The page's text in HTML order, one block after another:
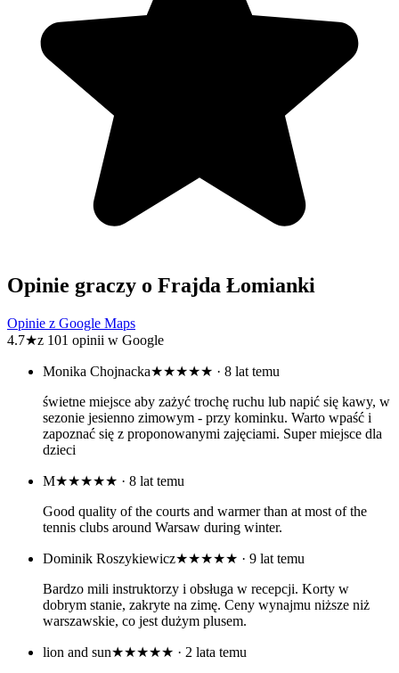
Opinie graczy o Frajda Łomianki
Opinie z Google Maps
4.7★z 101 opinii w Google
Monika Chojnacka★★★★★ · 8 lat temu
świetne miejsce aby zażyć trochę ruchu lub napić się kawy, w
sezonie jesienno zimowym - przy kominku. Warto wpaść i
zapoznać się z proponowanymi zajęciami. Super miejsce dla
dzieci
M★★★★★ · 8 lat temu
Good quality of the courts and warmer than at most of the
tennis clubs around Warsaw during winter.
Dominik Roszykiewicz★★★★★ · 9 lat temu
Bardzo mili instruktorzy i obsługa w recepcji. Korty w
dobrym stanie, zakryte na zimę. Ceny wynajmu niższe niż
warszawskie, co jest dużym plusem.
lion and sun★★★★★ · 2 lata temu